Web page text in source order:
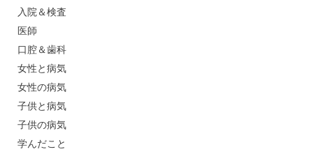
入院＆検査
医師
口腔＆歯科
女性と病気
女性の病気
子供と病気
子供の病気
学んだこと